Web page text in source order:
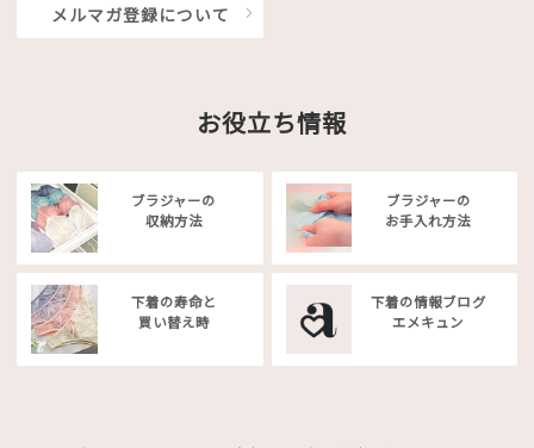
メルマガ登録について
お役立ち情報
ブラジャーの
収納方法
ブラジャーの
お手入れ方法
下着の寿命と
買い替え時
下着の情報ブログ
エメキュン